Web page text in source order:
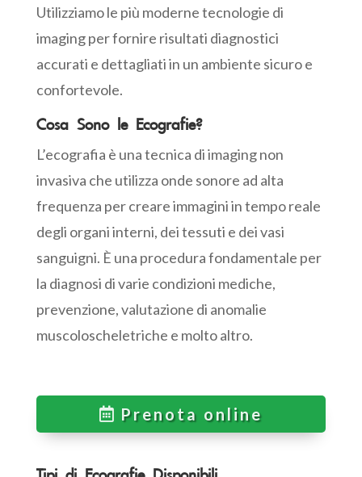
Utilizziamo le più moderne tecnologie di
imaging per fornire risultati diagnostici
accurati e dettagliati in un ambiente sicuro e
confortevole.
Cosa Sono le Ecografie?
L’ecografia è una tecnica di imaging non
invasiva che utilizza onde sonore ad alta
frequenza per creare immagini in tempo reale
degli organi interni, dei tessuti e dei vasi
sanguigni. È una procedura fondamentale per
la diagnosi di varie condizioni mediche,
prevenzione, valutazione di anomalie
muscoloscheletriche e molto altro.
Prenota online